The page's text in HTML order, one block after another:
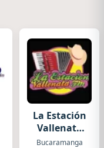
La Estación
Vallenata
FM
Bucaramanga